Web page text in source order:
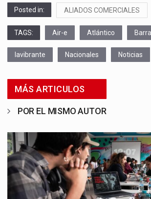
Posted in: ALIADOS COMERCIALES
TAGS: Air-e Atlántico
lavibrante Nacionales Noticias
MÁS ARTICULOS
POR EL MISMO AUTOR